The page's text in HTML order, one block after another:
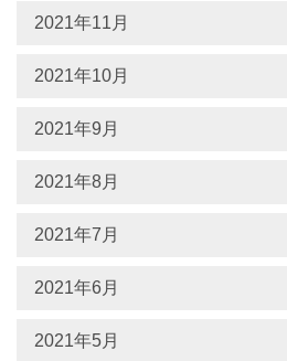
2021年11月
2021年10月
2021年9月
2021年8月
2021年7月
2021年6月
2021年5月